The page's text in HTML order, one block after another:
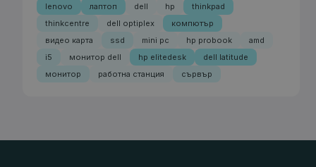
lenovo лаптоп dell hp
thinkpad
thinkcentre
dell optiplex
компютър
видео карта
ssd mini pc hp probook
amd
i5
монитор dell hp elitedesk
dell latitude
монитор
работна станция сървър